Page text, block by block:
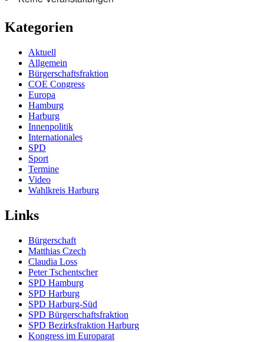
Kategorien
Aktuell
Allgemein
Bürgerschaftsfraktion
COE Congress
Europa
Hamburg
Harburg
Innenpolitik
Internationales
SPD
Sport
Termine
Video
Wahlkreis Harburg
Links
Bürgerschaft
Matthias Czech
Claudia Loss
Peter Tschentscher
SPD Hamburg
SPD Harburg
SPD Harburg-Süd
SPD Bürgerschaftsfraktion
SPD Bezirksfraktion Harburg
Kongress im Europarat